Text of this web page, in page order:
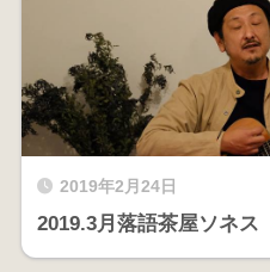
2019年2月24日
2019.3月落語茶屋ソネス